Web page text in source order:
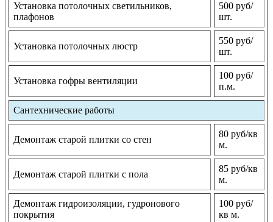
Установка потолочных светильников,
плафонов
500 руб/
шт.
Установка потолочных люстр
550 руб/
шт.
Установка гофры вентиляции
100 руб/
п.м.
Сантехнические работы
Демонтаж старой плитки со стен
80 руб/кв
м.
Демонтаж старой плитки с пола
85 руб/кв
м.
Демонтаж гидроизоляции, гудронового
покрытия
100 руб/
кв м.